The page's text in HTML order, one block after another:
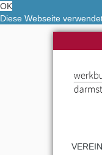
OK
Diese Webseite
VEREIN